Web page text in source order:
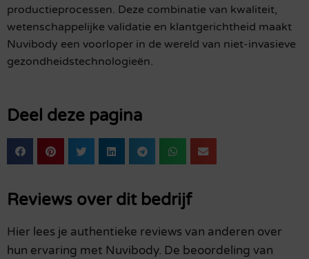
productieprocessen. Deze combinatie van kwaliteit,
wetenschappelijke validatie en klantgerichtheid maakt
Nuvibody een voorloper in de wereld van niet-invasieve
gezondheidstechnologieën.
Deel deze pagina
Reviews over dit bedrijf
Hier lees je authentieke reviews van anderen over
hun ervaring met Nuvibody. De beoordeling van